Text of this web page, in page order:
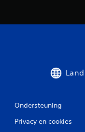
Ondersteuning
Privacy en cookies